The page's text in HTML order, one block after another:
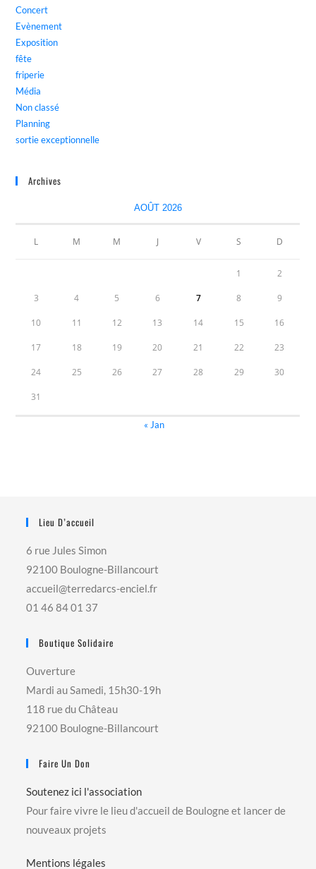
Concert
Evènement
Exposition
fête
friperie
Média
Non classé
Planning
sortie exceptionnelle
Archives
AOÛT 2026
L M M J V S D
1 2
3 4 5 6 7 8 9
10 11 12 13 14 15 16
17 18 19 20 21 22 23
24 25 26 27 28 29 30
31
« Jan
Lieu D’accueil
6 rue Jules Simon
92100 Boulogne-Billancourt
accueil@terredarcs-enciel.fr
01 46 84 01 37
Boutique Solidaire
Ouverture
Mardi au Samedi, 15h30-19h
118 rue du Château
92100 Boulogne-Billancourt
Faire Un Don
Soutenez ici l'association
Pour faire vivre le lieu d'accueil de Boulogne et lancer de
nouveaux projets
Mentions légales